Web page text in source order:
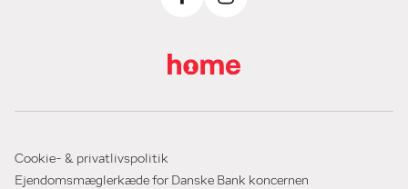
Cookie- & privatlivspolitik
Ejendomsmæglerkæde for Danske Bank koncernen